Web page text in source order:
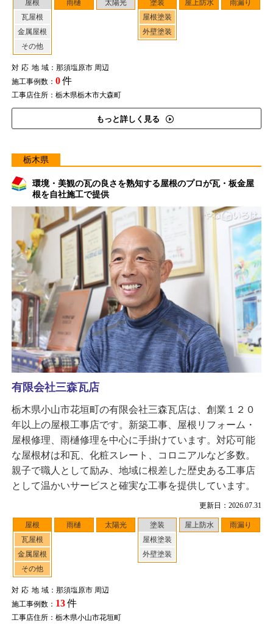
屋根
瓦屋根
金属屋根
その他
雨樋 太陽光
塗装
屋根塗装
外壁塗装
屋上防水 雨漏り
対応地域：那須塩原市 周辺
施工事例数： 0件
工事店住所：栃木県栃木市大森町
もっと詳しく見る
栃木県
環境・美観の瓦の良さを熟知する屋根のプロが瓦・板金屋
根を自社施工で提供
更新日：2026.07.31
屋根
瓦屋根
金属屋根
その他
雨樋 太陽光
塗装
屋根塗装
外壁塗装
屋上防水 雨漏り
対応地域：那須塩原市 周辺
施工事例数： 13件
工事店住所：栃木県小山市花垣町
有限会社三森瓦店
栃木県小山市花垣町の有限会社三森瓦店は、創業１２０
年以上の屋根工事店です。新築工事、屋根リフォーム・
屋根修理、雨樋修理を中心に手掛けています。対応可能
な屋根材は和瓦、化粧スレート、コロニアルなど多数。
親子で職人として励み、地域に根差した歴史ある工事店
として温かいサービスと確実な工事を提供しています。